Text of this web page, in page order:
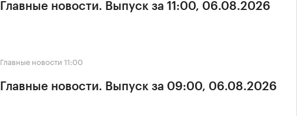
Главные новости. Выпуск за 11:00, 06.08.2026
Главные новости 11:00
Главные новости. Выпуск за 09:00, 06.08.2026